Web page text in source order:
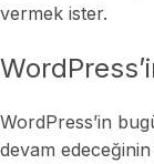
vermek ister.
WordPress’in
devam